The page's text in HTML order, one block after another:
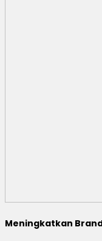
Meningkatkan